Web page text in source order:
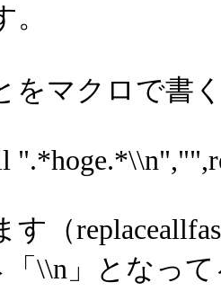
。
をマクロで書
す（
「\\n」となっ